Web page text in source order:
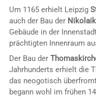
Um 1165 erhielt Leipzig
auch der Bau der
Gebäude in der
prächtigten Innenraum
Der Bau der
Jahrhunderts erhielt die
das neogotisch
begann wohl im frühen